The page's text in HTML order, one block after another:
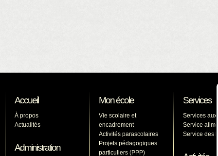
Accueil
À propos
Actualités
Administration
Mon école
Vie scolaire et
encadrement
Activités parascolaires
Projets pédagogiques
particuliers (PPP)
Services
Services
Service
Service des